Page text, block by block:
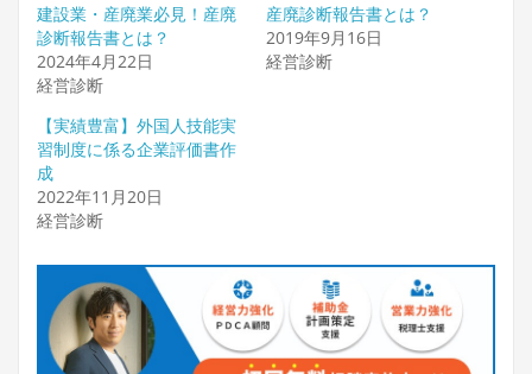
建設業・産廃業必見！産廃
診断報告書とは？
2024年4月22日
経営診断
産廃診断報告書とは？
2019年9月16日
経営診断
【実績豊富】外国人技能実
習制度に係る企業評価書作
成
2022年11月20日
経営診断